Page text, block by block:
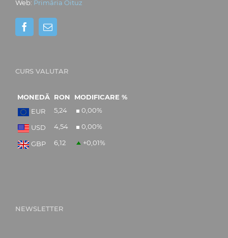
Web: Primăria Oituz
CURS VALUTAR
MONEDĂ RON
MODIFICARE %
EUR
5,24 0,00%
USD 4,54 0,00%
GBP 6,12 +0,01%
NEWSLETTER